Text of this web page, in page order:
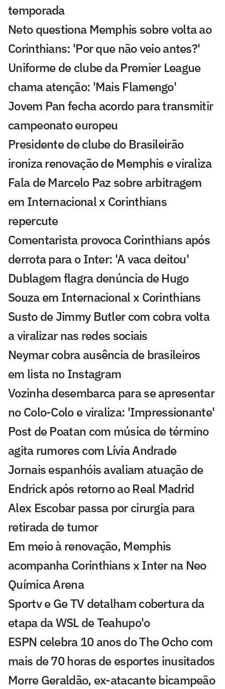
temporada
Neto questiona Memphis sobre volta ao
Corinthians: 'Por que não veio antes?'
Uniforme de clube da Premier League
chama atenção: 'Mais Flamengo'
Jovem Pan fecha acordo para transmitir
campeonato europeu
Presidente de clube do Brasileirão
ironiza renovação de Memphis e viraliza
Fala de Marcelo Paz sobre arbitragem
em Internacional x Corinthians
repercute
Comentarista provoca Corinthians após
derrota para o Inter: 'A vaca deitou'
Dublagem flagra denúncia de Hugo
Souza em Internacional x Corinthians
Susto de Jimmy Butler com cobra volta
a viralizar nas redes sociais
Neymar cobra ausência de brasileiros
em lista no Instagram
Vozinha desembarca para se apresentar
no Colo-Colo e viraliza: 'Impressionante'
Post de Poatan com música de término
agita rumores com Lívia Andrade
Jornais espanhóis avaliam atuação de
Endrick após retorno ao Real Madrid
Alex Escobar passa por cirurgia para
retirada de tumor
Em meio à renovação, Memphis
acompanha Corinthians x Inter na Neo
Química Arena
Sportv e Ge TV detalham cobertura da
etapa da WSL de Teahupo'o
ESPN celebra 10 anos do The Ocho com
mais de 70 horas de esportes inusitados
Morre Geraldão, ex-atacante bicampeão